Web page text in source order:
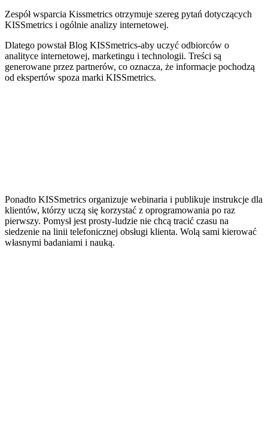
Zespół wsparcia Kissmetrics otrzymuje szereg pytań dotyczących
KISSmetrics i ogólnie analizy internetowej.
Dlatego powstał Blog KISSmetrics-aby uczyć odbiorców o
analityce internetowej, marketingu i technologii. Treści są
generowane przez partnerów, co oznacza, że informacje pochodzą
od ekspertów spoza marki KISSmetrics.
Ponadto KISSmetrics organizuje webinaria i publikuje instrukcje dla
klientów, którzy uczą się korzystać z oprogramowania po raz
pierwszy. Pomysł jest prosty-ludzie nie chcą tracić czasu na
siedzenie na linii telefonicznej obsługi klienta. Wolą sami kierować
własnymi badaniami i nauką.